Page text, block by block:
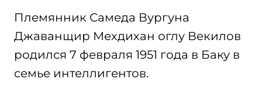
Племянник Самеда Вургуна
Джаванщир Мехдихан оглу Векилов
родился 7 февраля 1951 года в Баку в
семье интеллигентов.